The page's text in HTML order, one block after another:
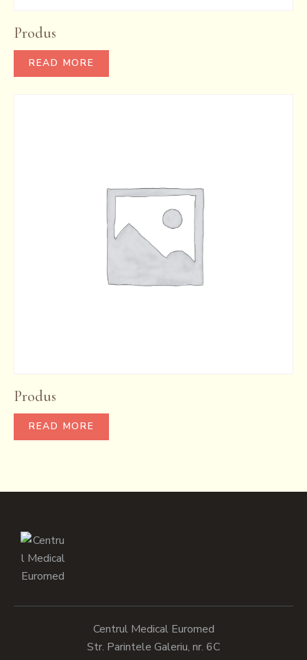
Produs
READ MORE
Produs
READ MORE
Centrul Medical Euromed
Str. Parintele Galeriu, nr. 6C